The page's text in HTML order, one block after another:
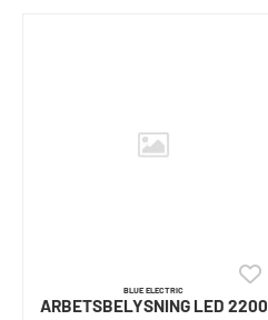
BLUE ELECTRIC
ARBETSBELYSNING LED 2200